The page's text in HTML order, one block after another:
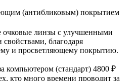
(антибликовым) покрытием
линзы с улучшенными
благодаря
и просветляющему покрытию.
компьютером (стандарт) 4800 ₽
кто много времени проводит за